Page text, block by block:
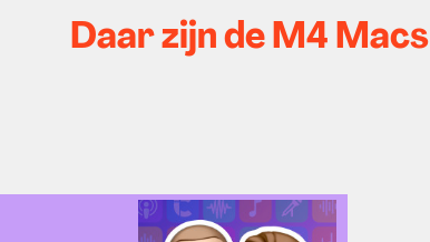
Daar zijn de M4 Macs